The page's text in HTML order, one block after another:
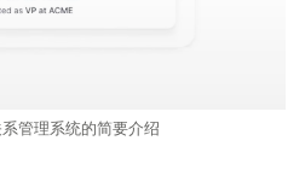
管理系统的简要介绍